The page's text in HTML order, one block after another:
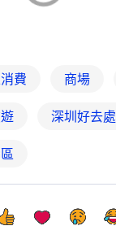
費 商場
深圳好去處